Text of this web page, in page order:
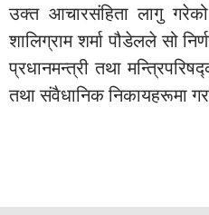
उक्त आचारसंहिता लागु
शालिग्राम शर्मा पौडेलले सो
प्रधानमन्त्री तथा
तथा संवैधानिक निकायहरूमा